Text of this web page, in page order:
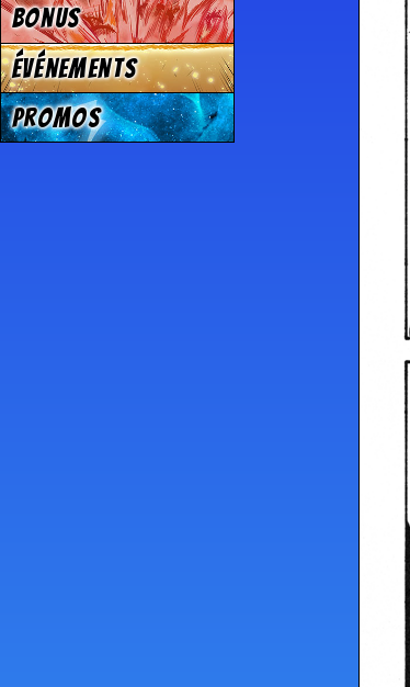
Bonus
Événements
Promos